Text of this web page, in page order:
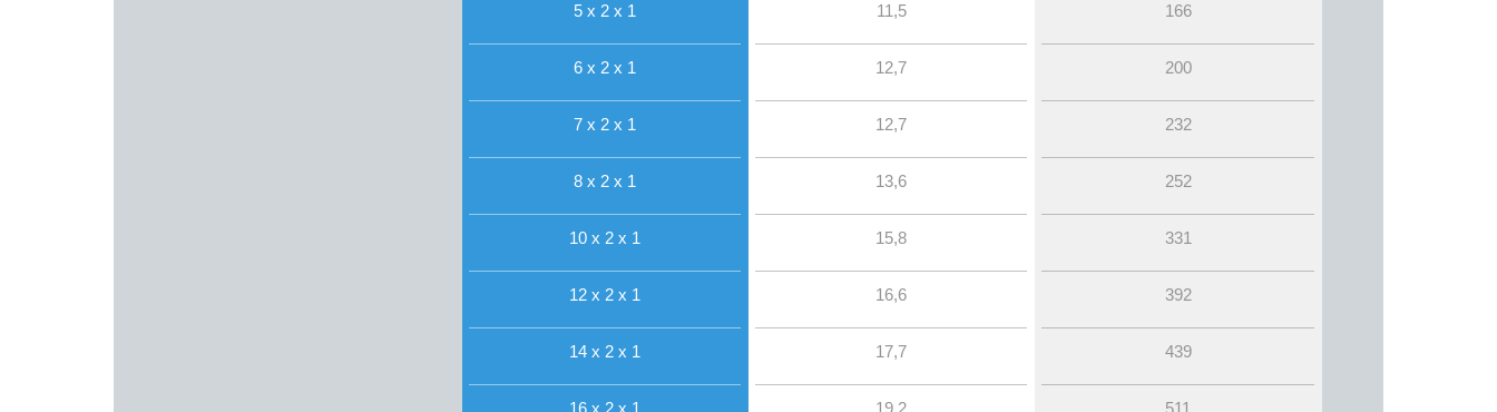
5 x 2 x 1 11,5 166
6 x 2 x 1 12,7 200
7 x 2 x 1 12,7 232
8 x 2 x 1 13,6 252
10 x 2 x 1 15,8 331
12 x 2 x 1 16,6 392
14 x 2 x 1 17,7 439
16 x 2 x 1 19,2 511